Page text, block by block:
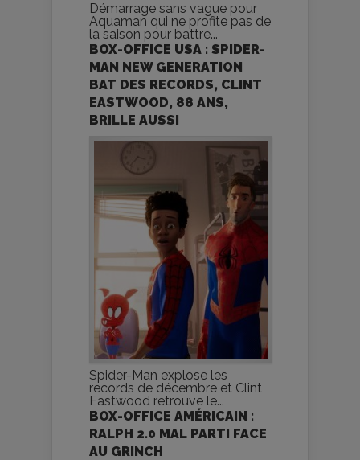
Démarrage sans vague pour
Aquaman qui ne profite pas de
la saison pour battre...
BOX-OFFICE USA : SPIDER-
MAN NEW GENERATION
BAT DES RECORDS, CLINT
EASTWOOD, 88 ANS,
BRILLE AUSSI
Spider-Man explose les
records de décembre et Clint
Eastwood retrouve le...
BOX-OFFICE AMÉRICAIN :
RALPH 2.0 MAL PARTI FACE
AU GRINCH